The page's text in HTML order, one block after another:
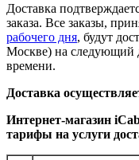
Доставка
заказа. Все заказы,
рабочего дня, будут
Москве) на следующий
времени.
Доставка
Интернет-магазин
тарифы на услуги